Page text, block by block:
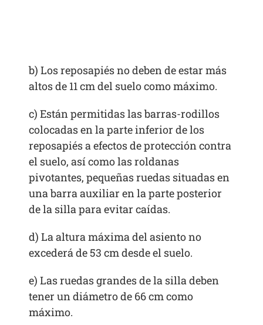
b) Los reposapiés no deben de estar más
altos de 11 cm del suelo como máximo.
c) Están permitidas las barras-rodillos
colocadas en la parte inferior de los
reposapiés a efectos de protección contra
el suelo, así como las roldanas
pivotantes, pequeñas ruedas situadas en
una barra auxiliar en la parte posterior
de la silla para evitar caídas.
d) La altura máxima del asiento no
excederá de 53 cm desde el suelo.
e) Las ruedas grandes de la silla deben
tener un diámetro de 66 cm como
máximo.